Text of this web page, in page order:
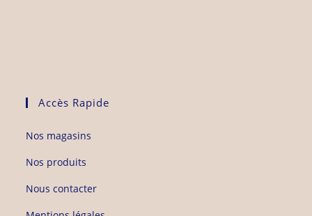
Accès Rapide
Nos magasins
Nos produits
Nous contacter